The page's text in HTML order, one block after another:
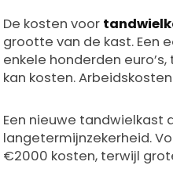
De kosten voor
grootte van de kast. Een
enkele honderden
kan kosten.
Een nieuwe tandwielkast
langetermijnzekerheid.
€2000 kosten, terwijl